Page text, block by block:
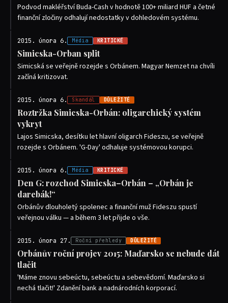
Podvod makléřství Buda-Cash v hodnotě 100+ miliard HUF a četné
finanční zločiny odhalují nedostatky v dohledovém systému.
2015. února 6. Média KRITICKÉ
Simicska-Orban split
Simicská se veřejně rozejde s Orbánem. Magyar Nemzet na chvíli
začíná kritizovat.
2015. února 6. Skandál DŮLEŽITÉ
Roztržka Simicska-Orbán: oligarchický systém
vykryt
Lajos Simicska, desítku let hlavní oligarch Fideszu, se veřejně
rozejde s Orbánem. 'G-Day' odhaluje systémovou korupci.
2015. února 6. Média KRITICKÉ
Den G: rozchod Simicska–Orbán – „Orbán je
darebák!“
Orbánův dlouholetý spolenec a finanční muž Fideszu spustí
veřejnou válku — a během 3 let přijde o vše.
2015. února 27. Roční přehledy DŮLEŽITÉ
Orbánův roční projev 2015: Maďarsko se nebude dát
tlačit
'Máme znovu sebeúctu, sebeúctu a sebevědomí. Maďarsko si
nechá tlačit!' Zdanění bank a nadnárodních korporací.